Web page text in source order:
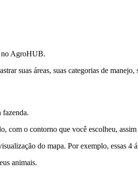
no AgroHUB.
suas áreas, suas categorias de
fazenda.
com o contorno que você escolheu,
do mapa. Por exemplo, essas
animais.